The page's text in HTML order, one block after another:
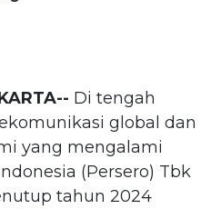
Di tengah
global dan
yang mengalami
(Persero) Tbk
tahun 2024